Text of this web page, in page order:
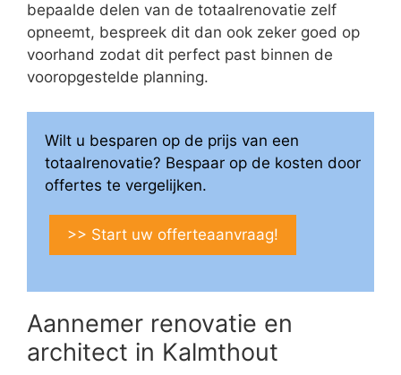
bepaalde delen van de totaalrenovatie zelf
opneemt, bespreek dit dan ook zeker goed op
voorhand zodat dit perfect past binnen de
vooropgestelde planning.
Wilt u besparen op de prijs van een
totaalrenovatie? Bespaar op de kosten door
offertes te vergelijken.
>> Start uw offerteaanvraag!
Aannemer renovatie en
architect in Kalmthout